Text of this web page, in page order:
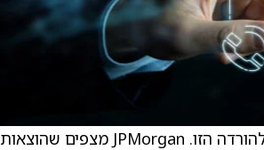
לפירמה יש תחזית פחות מועדפת על הוצאות החברות, מה שהוביל להורדה הזו. JPMorgan מצפים שהוצאות